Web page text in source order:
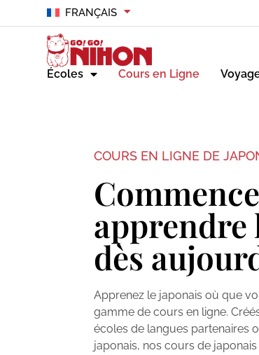
FRANÇAIS
Écoles Cours en Ligne
COURS EN LIGNE DE
apprendre
dès
Apprenez le japonais où que
gamme de cours en ligne.
écoles de langues partenaires
japonais, nos cours de